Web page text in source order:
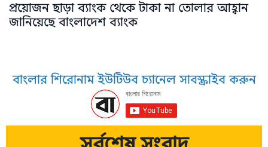
প্রয়োজন ছাড়া ব্যাংক থেকে টাকা না তোলার আহ্বান
জানিয়েছে বাংলাদেশ ব্যাংক
বাংলার শিরোনাম ইউটিউব চ্যানেল সাবস্ক্রাইব করুন